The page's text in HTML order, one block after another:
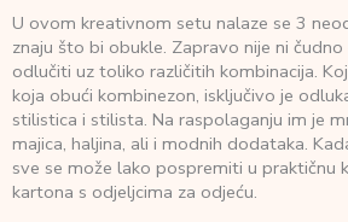
U ovom kreativnom setu nalaze se 3
znaju što bi obukle. Zapravo nije ni
odlučiti uz toliko različitih kombinacija.
koja obući kombinezon, isključivo je
stilistica i stilista. Na raspolaganju im je
majica, haljina, ali i modnih dodataka.
sve se može lako pospremiti u praktičnu
kartona s odjeljcima za odjeću.